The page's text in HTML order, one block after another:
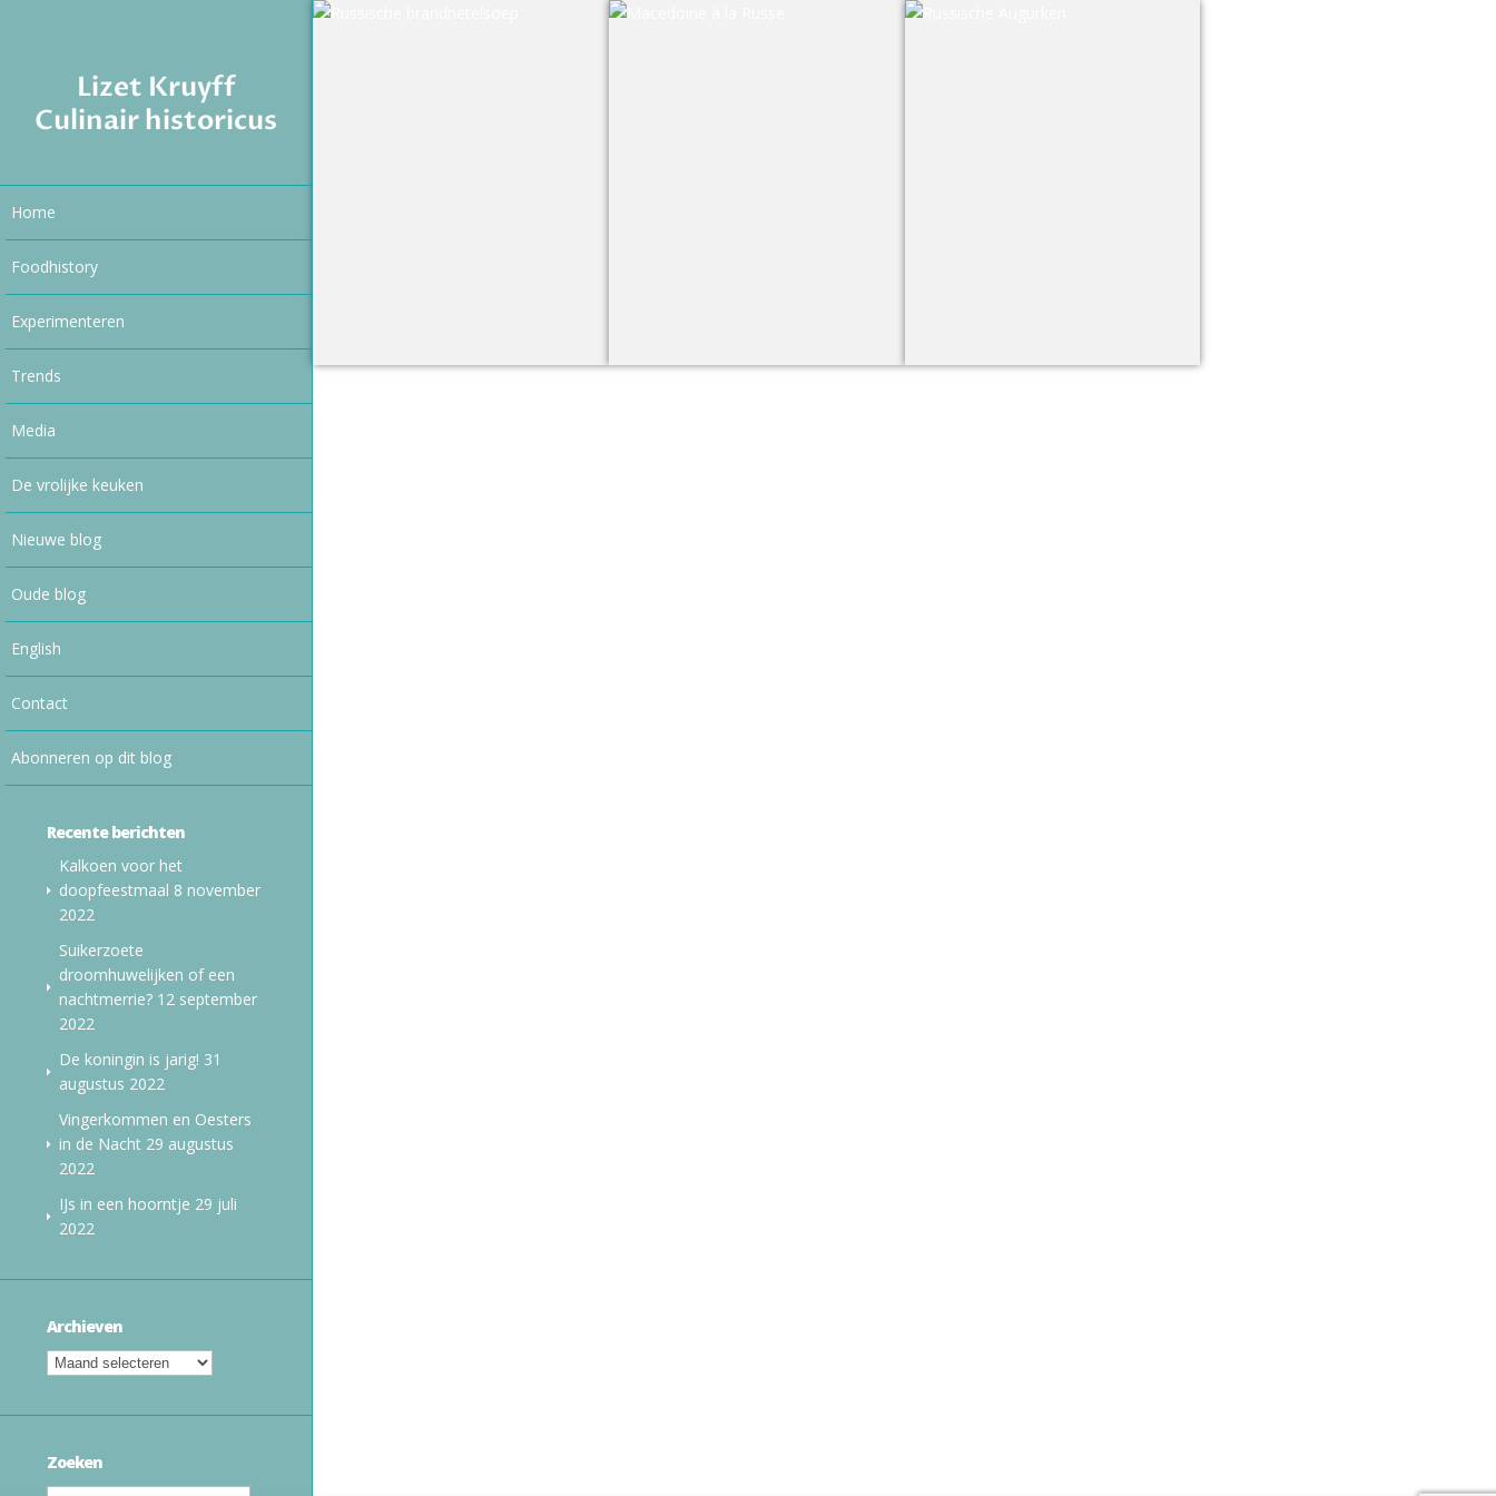
Lizet Kruyff
Culinair historicus
Home
Foodhistory
Experimenteren
Trends
Media
De vrolijke keuken
Nieuwe blog
Oude blog
English
Contact
Abonneren op dit blog
Recente berichten
Kalkoen voor het
doopfeestmaal 8 november
2022
Suikerzoete
droomhuwelijken of een
nachtmerrie? 12 september
2022
De koningin is jarig! 31
augustus 2022
Vingerkommen en Oesters
in de Nacht 29 augustus
2022
IJs in een hoorntje 29 juli
2022
Archieven
Zoeken